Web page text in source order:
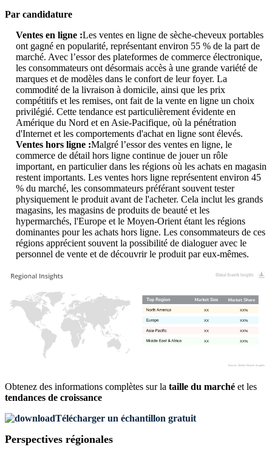
Par candidature
Ventes en ligne :Les ventes en ligne de sèche-cheveux portables
ont gagné en popularité, représentant environ 55 % de la part de
marché. Avec l’essor des plateformes de commerce électronique,
les consommateurs ont désormais accès à une grande variété de
marques et de modèles dans le confort de leur foyer. La
commodité de la livraison à domicile, ainsi que les prix
compétitifs et les remises, ont fait de la vente en ligne un choix
privilégié. Cette tendance est particulièrement évidente en
Amérique du Nord et en Asie-Pacifique, où la pénétration
d'Internet et les comportements d'achat en ligne sont élevés.
Ventes hors ligne :Malgré l’essor des ventes en ligne, le
commerce de détail hors ligne continue de jouer un rôle
important, en particulier dans les régions où les achats en magasin
restent importants. Les ventes hors ligne représentent environ 45
% du marché, les consommateurs préférant souvent tester
physiquement le produit avant de l'acheter. Cela inclut les grands
magasins, les magasins de produits de beauté et les
hypermarchés, l'Europe et le Moyen-Orient étant les régions
dominantes pour les achats hors ligne. Les consommateurs de ces
régions apprécient souvent la possibilité de dialoguer avec le
personnel de vente et de découvrir le produit par eux-mêmes.
XX%
XX
XX%
XX
XX%
XX
XX%
XX
Obtenez des informations complètes sur la taille du marché et les
tendances de croissance
Télécharger un échantillon gratuit
Perspectives régionales